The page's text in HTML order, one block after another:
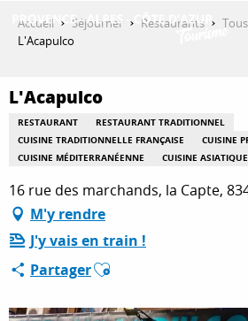
contenu
QUE FAIRE ?
SÉJOURNER
ESPACE PRO
Accueil Séjourner Restaurants
L'Acapulco
L'Acapulco
RESTAURANT
RESTAURANT TRADITIONNEL
CUISINE TRADITIONNELLE FRANÇAISE
CUISINE
CUISINE MÉDITERRANÉENNE
CUISINE ASIATIQUE
16 rue des marchands, la Capte,
M'y rendre
J'y vais en train !
PartagerAjouter aux favoris